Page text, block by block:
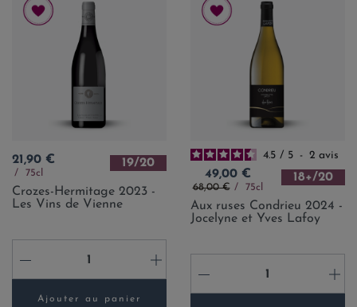
Prix
21,90 €
75cl
19/20
Crozes-Hermitage 2023 -
Les Vins de Vienne
- +
Ajouter au panier
4.5 / 5 - 2 avis
Prix
49,00 €
Prix de base
68,00 € 75cl
18+/20
Aux ruses Condrieu 2024 -
Jocelyne et Yves Lafoy
- +